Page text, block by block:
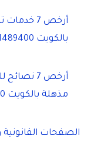
أرخص 7
بالكويت 51489400
أرخص 7
مذهلة بالكويت 51489400
الصفحات